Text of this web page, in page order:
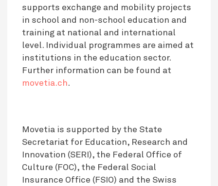
supports exchange and mobility projects
in school and non-school education and
training at national and international
level. Individual programmes are aimed at
institutions in the education sector.
Further information can be found at
movetia.ch.
Movetia is supported by the State
Secretariat for Education, Research and
Innovation (SERI), the Federal Office of
Culture (FOC), the Federal Social
Insurance Office (FSIO) and the Swiss